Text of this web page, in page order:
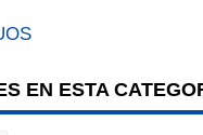
EN ESTA